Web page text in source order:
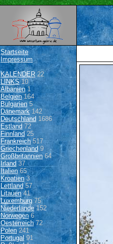
Startseite
Impressum
KALENDER22
LINKS10
Albanien1
Belgien164
Bulgarien 5
Dänemark142
Deutschland 1686
Estland 72
Finnland 25
Frankreich517
Griechenland9
Großbritannien64
Irland 37
Italien65
Kroatien3
Lettland57
Litauen41
Luxemburg 75
Niederlande152
Norwegen6
Oesterreich72
Polen 241
Portugal91